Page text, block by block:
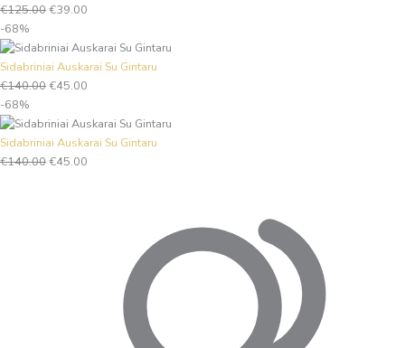
€125.00€39.00
-68%
Sidabriniai Auskarai Su Gintaru
€140.00€45.00
-68%
Sidabriniai Auskarai Su Gintaru
€140.00€45.00